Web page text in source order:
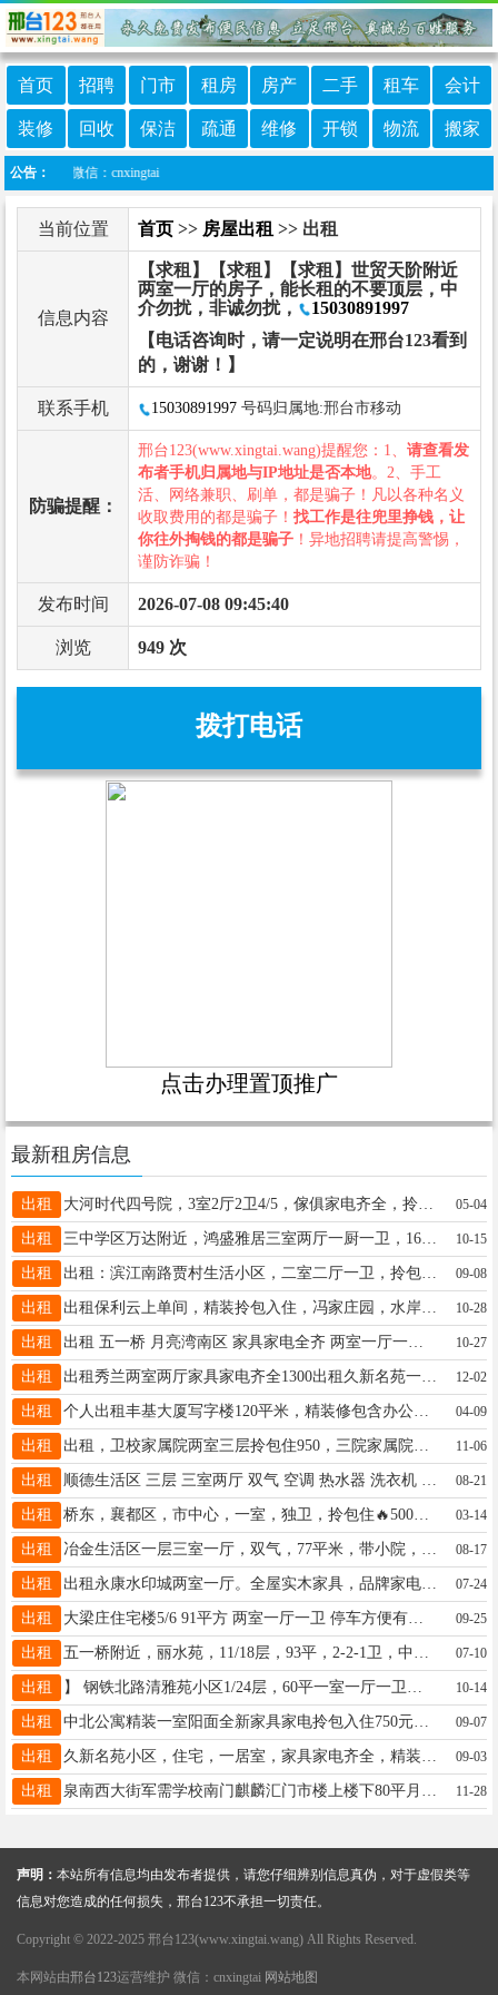
首页 招聘 门市 租房 房产 二手 租车 会计
装修 回收 保洁 疏通 维修 开锁 物流 搬家
公告：
123客服微信：cnxingtai
当前位置 首页 >> 房屋出租 >> 出租
信息内容
【求租】【求租】【求租】世贸天阶附近
两室一厅的房子，能长租的不要顶层，中
介勿扰，非诚勿扰，
15030891997
【电话咨询时，请一定说明在邢台123看到
的，谢谢！】
联系手机 15030891997 号码归属地:邢台市移动
防骗提醒：
邢台123(www.xingtai.wang)提醒您：1、 请查看发
布者手机归属地与IP地址是否本地。2、手工
活、网络兼职、刷单，都是骗子！凡以各种名义
收取费用的都是骗子！ 找工作是往兜里挣钱，让
你往外掏钱的都是骗子 ！异地招聘请提高警惕，
谨防诈骗！
发布时间 2026-07-08 09:45:40
浏览 949 次
拨打电话
点击办理置顶推广
最新租房信息
出租 大河时代四号院，3室2厅2卫4/5，傢俱家电齐全，拎包入住，价格优惠，非中介。15097956799 05-04
出租 三中学区万达附近，鸿盛雅居三室两厅一厨一卫，1600元每月，13012125783 10-15
出租 出租：滨江南路贾村生活小区，二室二厅一卫，拎包入住停车方便，800/月联系电话15075967873 09-08
出租 出租保利云上单间，精装拎包入住，冯家庄园，水岸学府，五一桥附近15383197975 10-28
出租 出租 五一桥 月亮湾南区 家具家电全齐 两室一厅一卫 17331935780 10-27
出租 出租秀兰两室两厅家具家电齐全1300出租久新名苑一室家具家电齐全1200电话13102560122 12-02
出租 个人出租丰基大厦写字楼120平米，精装修包含办公家具，电话：15833601030 04-09
出租 11-06
出租 08-21
出租 桥东，襄都区，市中心，一室，独卫，拎包住🔥500左右都有可短租押一付一干净卫生好停车13313397813 03-14
出租 08-17
出租 出租永康水印城两室一厅。全屋实木家具，品牌家电，精装修，月租1500包物业费，长租优先，电话13703194201 07-24
出租 大梁庄住宅楼5/6 91平方 两室一厅一卫 停车方便有小房 月租800元长租优惠 电话13831915576 09-25
出租 07-10
出租 10-14
出租 中北公寓精装一室阳面全新家具家电拎包入住750元客卧分离60平家具空调热水器850元13230954136 09-07
出租 09-03
出租 11-28
声明： 本站所有信息均由发布者提供，请您仔细辨别信息真伪，对于虚假类等
信息对您造成的任何损失，邢台123不承担一切责任。
Copyright © 2022-2025 邢台123(www.xingtai.wang) All Rights Reserved.
本网站由邢台123运营维护 微信：cnxingtai 网站地图